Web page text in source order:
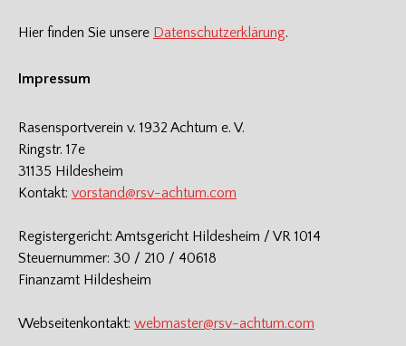
Hier finden Sie unsere Datenschutzerklärung.
Impressum
Rasensportverein v. 1932 Achtum e. V.
Ringstr. 17e
31135 Hildesheim
Kontakt: vorstand@rsv-achtum.com
Registergericht: Amtsgericht Hildesheim / VR 1014
Steuernummer: 30 / 210 / 40618
Finanzamt Hildesheim
Webseitenkontakt: webmaster@rsv-achtum.com